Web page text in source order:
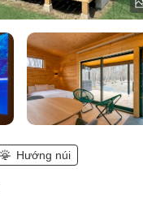
Hướng núi